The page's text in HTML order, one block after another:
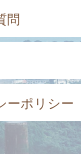
問
ーポリシー